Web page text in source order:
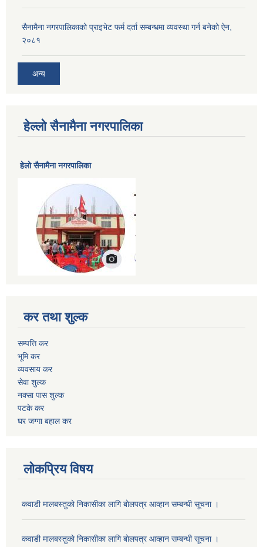
सैनामैना नगरपालिकाको प्राइभेट फर्म दर्ता सम्बन्धमा व्यवस्था गर्न बनेको ऐन,
२०८१
अन्य
हेल्लो सैनामैना नगरपालिका
हेलाे सैनामैना नगरपालिका
कर तथा शुल्क
सम्पत्ति कर
भूमि कर
व्यवसाय कर
सेवा शुल्क
नक्सा पास शुल्क
पटके कर
घर जग्गा बहाल कर
लोकप्रिय विषय
कवाडी मालबस्तुकाे निकासीका लागि बाेलपत्र आव्हान सम्बन्धी सूचना ।
कवाडी मालबस्तुकाे निकासीका लागि बाेलपत्र आव्हान सम्बन्धी सूचना ।